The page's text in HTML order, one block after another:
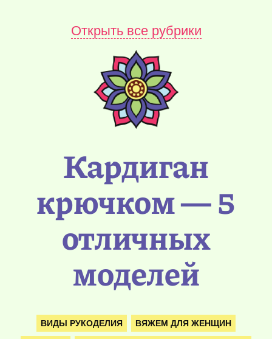
Открыть все рубрики
Кардиган
крючком — 5
отличных
моделей
ВИДЫ РУКОДЕЛИЯ ВЯЖЕМ ДЛЯ ЖЕНЩИН